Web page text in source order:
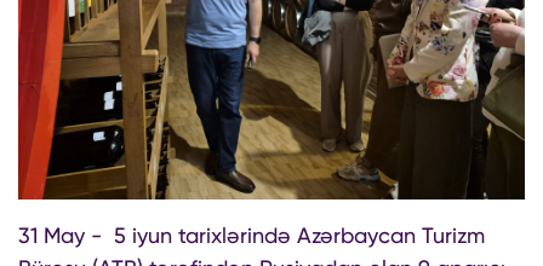
31 May - 5 iyun tarixlərində Azərbaycan Turizm